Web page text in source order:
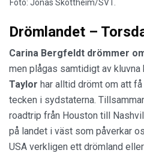
Foto: Jonas Skottheim/SVT.
Drömlandet –
Carina Bergfeldt drömmer
men plågas samtidigt av kluvna
Taylor har alltid drömt om att
tecken i sydstaterna.
roadtrip från Houston till
på landet i väst som påverkar
USA verkligen ett drömland